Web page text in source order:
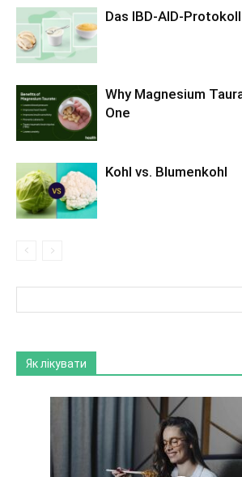
Das IBD-AID-Protokoll
Why Magnesium
One
Kohl vs. Blumenkohl
Як лікувати